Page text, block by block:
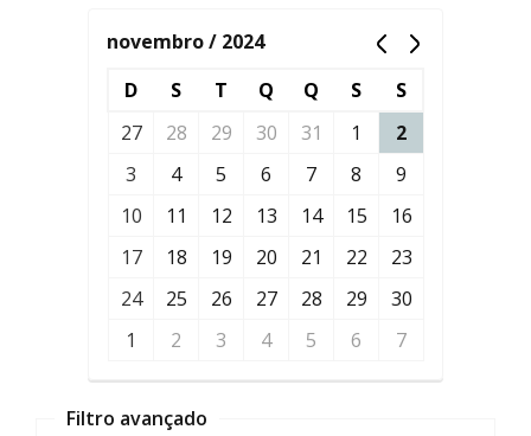
novembro / 2024
D
S T Q Q S
S
27
28 29 30 31 1
2
3
4 5 6 7 8
9
10
11 12 13 14 15
16
17
18 19 20 21 22
23
24
25 26 27 28 29
30
1
2 3 4 5 6 7
Filtro avançado